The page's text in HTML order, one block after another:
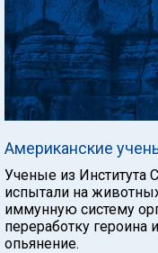
Американские
Ученые из Института
испытали на
иммунную систему
переработку героина
опьянение.